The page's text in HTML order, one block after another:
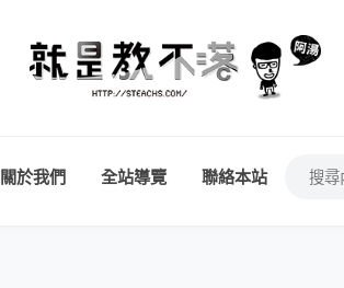
關於我們 全站導覽 聯絡本站